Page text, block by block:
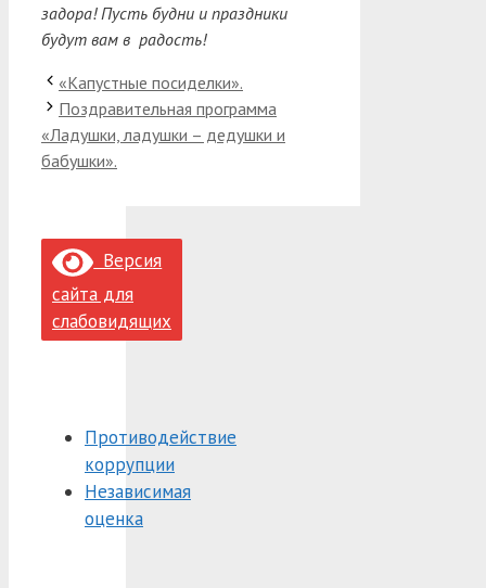
задора! Пусть будни и праздники
будут вам в радость!
«Капустные посиделки».
Поздравительная программа
«Ладушки, ладушки – дедушки и
бабушки».
Версия
сайта для
слабовидящих
Противодействие
коррупции
Независимая
оценка